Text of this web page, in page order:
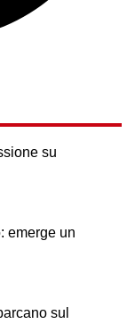
su
emerge un
sul